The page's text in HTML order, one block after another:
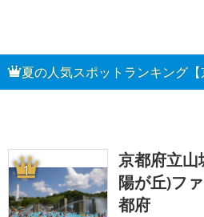
夏の人気スポットランキング【
1
京都府立
陽が丘)フ
都府